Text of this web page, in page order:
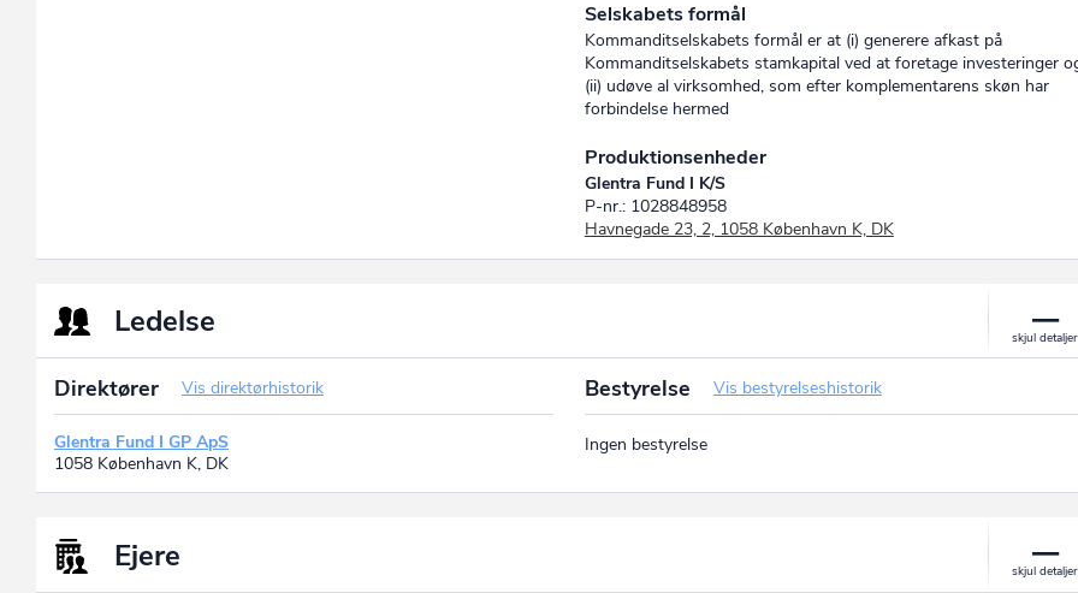
Selskabets formål
Kommanditselskabets formål er at (i) generere afkast på
Kommanditselskabets stamkapital ved at foretage investeringer
(ii) udøve al virksomhed, som efter komplementarens skøn har
forbindelse hermed
Produktionsenheder
Glentra Fund I K/S
P-nr.: 1028848958
Havnegade 23, 2, 1058 København K, DK
Ledelse
Direktører Vis direktørhistorik
Glentra Fund I GP ApS
1058 København K, DK
Bestyrelse Vis bestyrelseshistorik
Ingen bestyrelse
Ejere